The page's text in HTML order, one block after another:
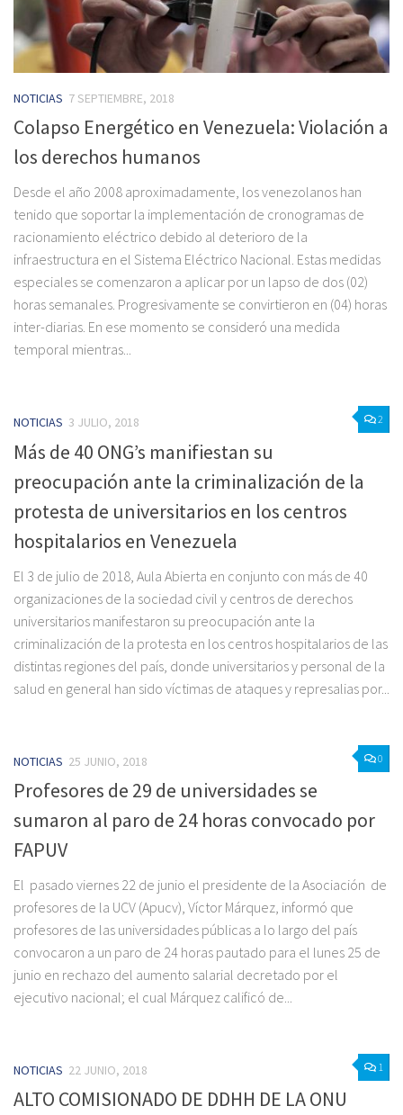
NOTICIAS 7 SEPTIEMBRE, 2018
Colapso Energético en Venezuela: Violación a
los derechos humanos
Desde el año 2008 aproximadamente, los venezolanos han
tenido que soportar la implementación de cronogramas de
racionamiento eléctrico debido al deterioro de la
infraestructura en el Sistema Eléctrico Nacional. Estas medidas
especiales se comenzaron a aplicar por un lapso de dos (02)
horas semanales. Progresivamente se convirtieron en (04) horas
inter-diarias. En ese momento se consideró una medida
temporal mientras...
2
NOTICIAS 3 JULIO, 2018
Más de 40 ONG’s manifiestan su
preocupación ante la criminalización de la
protesta de universitarios en los centros
hospitalarios en Venezuela
El 3 de julio de 2018, Aula Abierta en conjunto con más de 40
organizaciones de la sociedad civil y centros de derechos
universitarios manifestaron su preocupación ante la
criminalización de la protesta en los centros hospitalarios de las
distintas regiones del país, donde universitarios y personal de la
salud en general han sido víctimas de ataques y represalias por...
0
NOTICIAS 25 JUNIO, 2018
Profesores de 29 de universidades se
sumaron al paro de 24 horas convocado por
FAPUV
El pasado viernes 22 de junio el presidente de la Asociación de
profesores de la UCV (Apucv), Víctor Márquez, informó que
profesores de las universidades públicas a lo largo del país
convocaron a un paro de 24 horas pautado para el lunes 25 de
junio en rechazo del aumento salarial decretado por el
ejecutivo nacional; el cual Márquez calificó de...
1
NOTICIAS 22 JUNIO, 2018
ALTO COMISIONADO DE DDHH DE LA ONU